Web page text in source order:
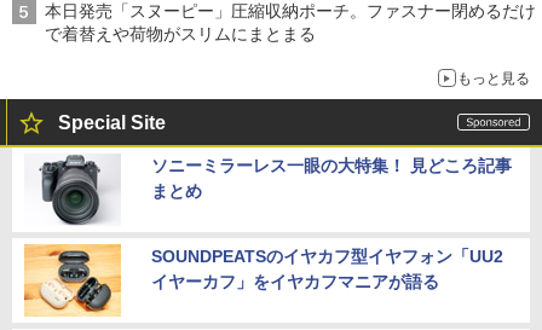
本日発売「スヌーピー」圧縮収納ポーチ。ファスナー閉めるだけ
で着替えや荷物がスリムにまとまる
もっと見る
Special Site
ソニーミラーレス一眼の大特集！ 見どころ記事
まとめ
SOUNDPEATSのイヤカフ型イヤフォン「UU2
イヤーカフ」をイヤカフマニアが語る